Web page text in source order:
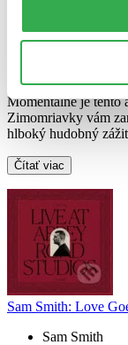
25.05.2021 14:14
Človek si povie, že
Momentálne je tento
Zimomriavky vám
hlboký hudobný
Čítať viac
Sam Smith: Love
Sam Smith